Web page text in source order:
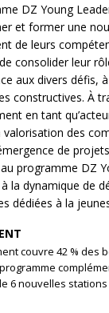
DZ Young
et former une
de leurs
consolider leur
aux divers défis,
constructives. À
en tant
valorisation des
de
au programme DZ
la dynamique de
dédiées à la
couvre 42 % des
6 nouvelles stations